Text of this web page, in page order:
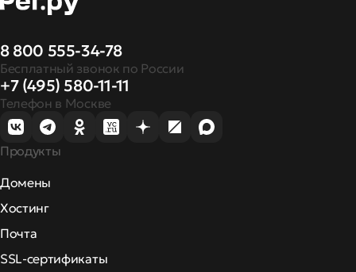
8 800 555-34-78
Бесплатный звонок по России
+7 (495) 580-11-11
Телефон в Москве
Продукты
Домены
Хостинг
Почта
SSL-сертификаты